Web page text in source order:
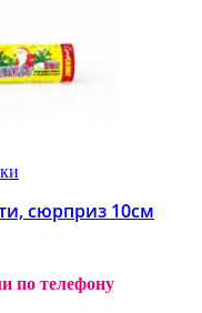
сюрприз 10см
по телефону